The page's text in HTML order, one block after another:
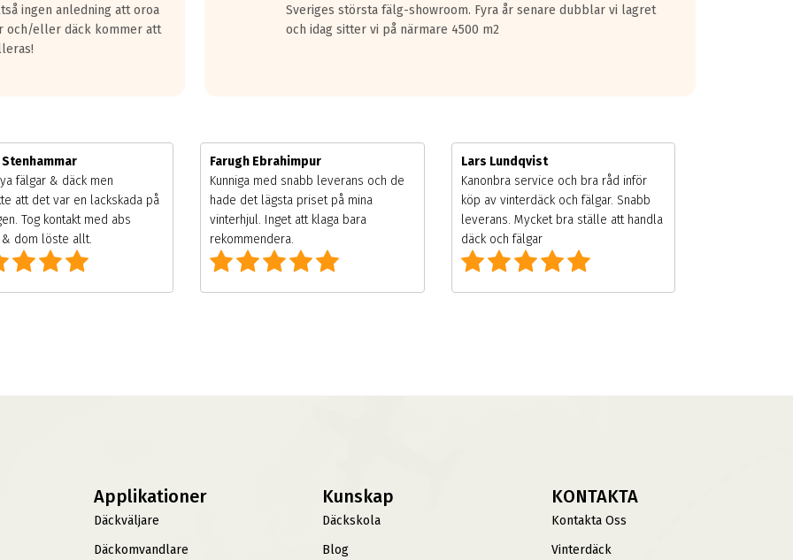
ingen anledning att oroa
och/eller däck kommer att
Sveriges största fälg-showroom. Fyra år senare dubblar vi lagret
och idag sitter vi på närmare 4500 m2
Stenhammar
fälgar & däck men
att det var en lackskada på
Tog kontakt med abs
dom löste allt.
Farugh Ebrahimpur
Kunniga med snabb leverans och de
hade det lägsta priset på mina
vinterhjul. Inget att klaga bara
rekommendera.
Lars Lundqvist
Kanonbra service och bra råd inför
köp av vinterdäck och fälgar. Snabb
leverans. Mycket bra ställe att handla
däck och fälgar
Applikationer
Däckväljare
Däckomvandlare
Kunskap
Däckskola
Blog
KONTAKTA
Kontakta Oss
Vinterdäck